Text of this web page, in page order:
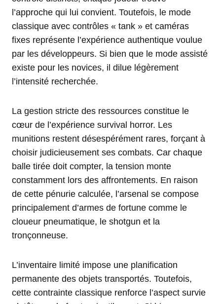
l’approche qui lui convient. Toutefois, le mode
classique avec contrôles « tank » et caméras
fixes représente l’expérience authentique voulue
par les développeurs. Si bien que le mode assisté
existe pour les novices, il dilue légèrement
l’intensité recherchée.
La gestion stricte des ressources constitue le
cœur de l’expérience survival horror. Les
munitions restent désespérément rares, forçant à
choisir judicieusement ses combats. Car chaque
balle tirée doit compter, la tension monte
constamment lors des affrontements. En raison
de cette pénurie calculée, l’arsenal se compose
principalement d’armes de fortune comme le
cloueur pneumatique, le shotgun et la
tronçonneuse.
L’inventaire limité impose une planification
permanente des objets transportés. Toutefois,
cette contrainte classique renforce l’aspect survie